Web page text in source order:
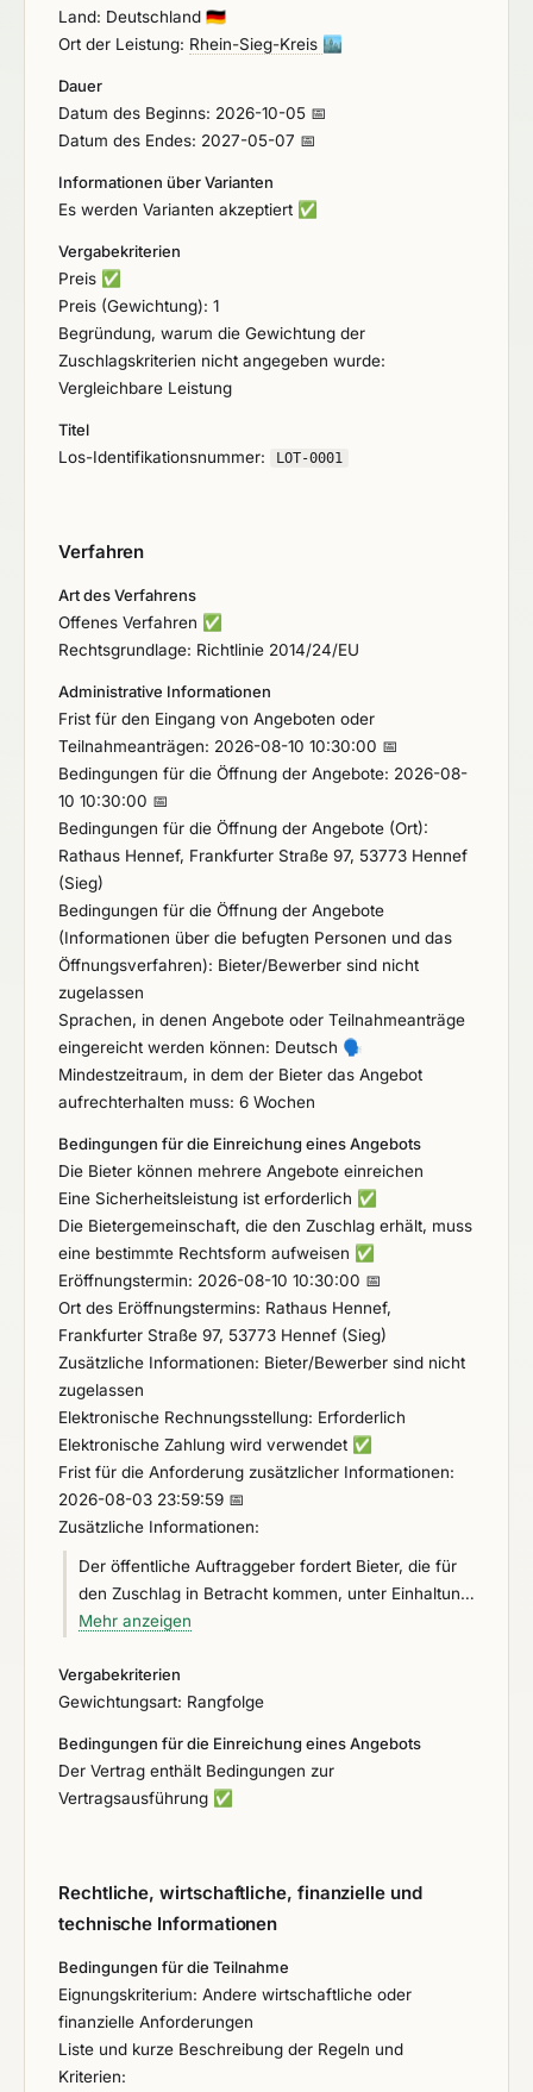
Land: Deutschland 🇩🇪
Ort der Leistung: Rhein-Sieg-Kreis 🏙️
Dauer
Datum des Beginns: 2026-10-05 📅
Datum des Endes: 2027-05-07 📅
Informationen über Varianten
Es werden Varianten akzeptiert ✅
Vergabekriterien
Preis ✅
Preis (Gewichtung): 1
Begründung, warum die Gewichtung der
Zuschlagskriterien nicht angegeben wurde:
Vergleichbare Leistung
Titel
Los-Identifikationsnummer:
LOT-0001
Verfahren
Art des Verfahrens
Offenes Verfahren ✅
Rechtsgrundlage: Richtlinie 2014/24/EU
Administrative Informationen
Frist für den Eingang von Angeboten oder
Teilnahmeanträgen: 2026-08-10 10:30:00 📅
Bedingungen für die Öffnung der Angebote: 2026-08-
10 10:30:00 📅
Bedingungen für die Öffnung der Angebote (Ort):
Rathaus Hennef, Frankfurter Straße 97, 53773 Hennef
(Sieg)
Bedingungen für die Öffnung der Angebote
(Informationen über die befugten Personen und das
Öffnungsverfahren): Bieter/Bewerber sind nicht
zugelassen
Sprachen, in denen Angebote oder Teilnahmeanträge
eingereicht werden können: Deutsch 🗣️
Mindestzeitraum, in dem der Bieter das Angebot
aufrechterhalten muss: 6 Wochen
Bedingungen für die Einreichung eines Angebots
Die Bieter können mehrere Angebote einreichen
Eine Sicherheitsleistung ist erforderlich ✅
Die Bietergemeinschaft, die den Zuschlag erhält, muss
eine bestimmte Rechtsform aufweisen ✅
Eröffnungstermin: 2026-08-10 10:30:00 📅
Ort des Eröffnungstermins: Rathaus Hennef,
Frankfurter Straße 97, 53773 Hennef (Sieg)
Zusätzliche Informationen: Bieter/Bewerber sind nicht
zugelassen
Elektronische Rechnungsstellung: Erforderlich
Elektronische Zahlung wird verwendet ✅
Frist für die Anforderung zusätzlicher Informationen:
2026-08-03 23:59:59 📅
Zusätzliche Informationen:
Der öffentliche Auftraggeber fordert Bieter, die für
den Zuschlag in Betracht kommen, unter Einhaltung
der Grundsätze der Transparenz und der
oder fehlerhafte unternehmensbezogene
Unterlagen - insbesondere Erklärungen, Angaben
vervollständigen oder zu korrigieren, oder fehlende
oder unvollständige leistungsbezogene Unterlagen -
insbesondere Erklärungen, Produkt- und sonstige
nicht nachgefordert werden. Dies gilt nicht für
Angebote, bei denen lediglich in unwesentlichen
durch die Außerachtlassung dieser Positionen der
Wettbewerb und die Wertungsreihenfolge nicht
beeinträchtigt werden als auch bei Wertung dieser
Positionen mit dem jeweils höchsten
Wettbewerbspreis. Hierbei wird nur auf den Preis
Mehr anzeigen
Vergabekriterien
Gewichtungsart: Rangfolge
Bedingungen für die Einreichung eines Angebots
Der Vertrag enthält Bedingungen zur
Vertragsausführung ✅
Rechtliche, wirtschaftliche, finanzielle und
technische Informationen
Bedingungen für die Teilnahme
Eignungskriterium: Andere wirtschaftliche oder
finanzielle Anforderungen
Liste und kurze Beschreibung der Regeln und
Kriterien: